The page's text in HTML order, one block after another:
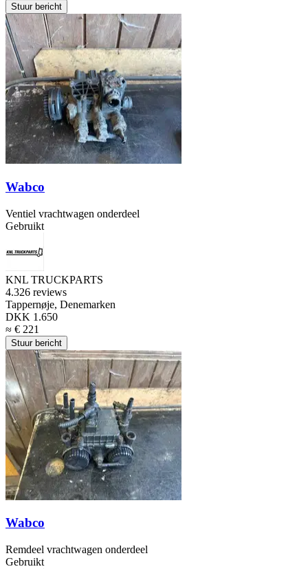
Stuur bericht
Wabco
Ventiel vrachtwagen onderdeel
Gebruikt
KNL TRUCKPARTS
4.326 reviews
Tappernøje, Denemarken
DKK 1.650
≈ € 221
Stuur bericht
Wabco
Remdeel vrachtwagen onderdeel
Gebruikt